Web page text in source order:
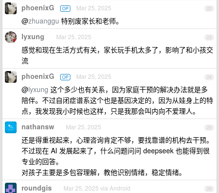
22
phoenixG OP Mar 25, 2025
@zhuanggu 特别废家长和老师。
23
lyxung Mar 25, 2025
感觉和现在生活方式有关，家长玩手机太多了，影响了和小孩交
流
24
phoenixG OP Mar 25, 2025
@lyxung 这个多少也有关系，因为家庭干预的解决办法就是多
陪伴。不过自闭症谱系这个也是基因决定的，因为从娃身上的特
点，我发现我小时候也这样，只是我那会叫内向不爱理人。
25
nathansw Mar 25, 2025
还是得重视起来，心理咨询肯定不够，要找靠谱的机构去干预。
不过现在 AI 发展起来了，什么问题问问 deepseek 也能得到很
专业的回答。
对孩子主要是多包容理解，教他识别情绪，稳定情绪。
26
roundgis Mar 25, 2025 via Android